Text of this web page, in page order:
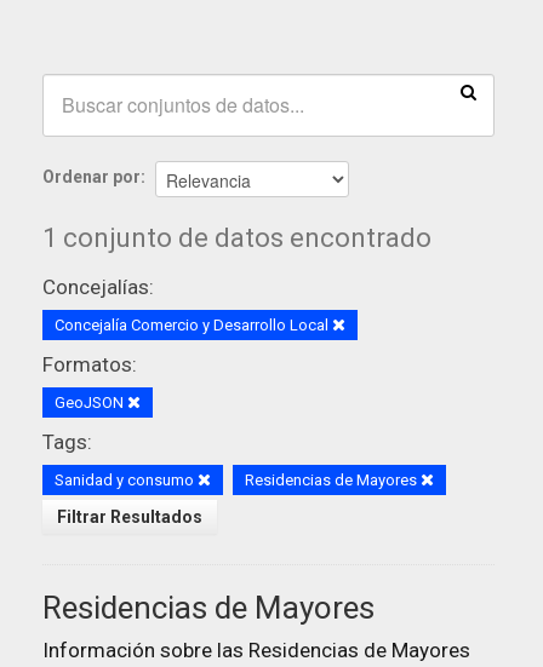
Ordenar por
1 conjunto de datos encontrado
Concejalías:
Concejalía Comercio y Desarrollo Local
Formatos:
GeoJSON
Tags:
Sanidad y consumo Residencias de Mayores
Filtrar Resultados
Residencias de Mayores
Información sobre las Residencias de Mayores